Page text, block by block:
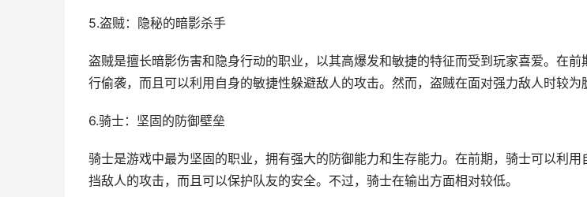
5.盗贼：隐秘的暗影杀手
盗贼是擅长暗影伤害和隐身行动的职业，以其高爆发和敏捷的特征而受到玩家喜爱。在
行偷袭，而且可以利用自身的敏捷性躲避敌人的攻击。然而，盗贼在面对强力敌人时较为
6.骑士：坚固的防御壁垒
骑士是游戏中最为坚固的职业，拥有强大的防御能力和生存能力。在前期，骑士可以利
挡敌人的攻击，而且可以保护队友的安全。不过，骑士在输出方面相对较低。